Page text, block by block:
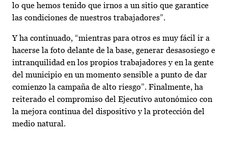
lo que hemos tenido que irnos a un sitio que garantice
las condiciones de nuestros trabajadores”.
Y ha continuado, “mientras para otros es muy fácil ir a
hacerse la foto delante de la base, generar desasosiego e
intranquilidad en los propios trabajadores y en la gente
del municipio en un momento sensible a punto de dar
comienzo la campaña de alto riesgo”. Finalmente, ha
reiterado el compromiso del Ejecutivo autonómico con
la mejora continua del dispositivo y la protección del
medio natural.